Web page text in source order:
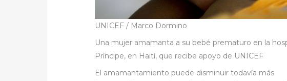
UNICEF / Marco Dormino
Una mujer amamanta a su bebé prematuro en la
Príncipe, en Haití, que recibe apoyo de UNICEF
El amamantamiento puede disminuir todavía más